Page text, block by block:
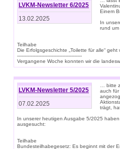
LVKM-Newsletter 6/2025
13.02.2025
Einem
In
rund
Teilhabe
Die Erfolgsgeschichte „Toilette für alle“
-------------------------------------------
Vergangene Woche konnten wir die
LVKM-Newsletter 5/2025
07.02.2025
… bitte
auch für
trägt,
In unserer heutigen Ausgabe 5/2025
ausgesucht:
Teilhabe
Bundesteilhabegesetz: Es beginnt mit der